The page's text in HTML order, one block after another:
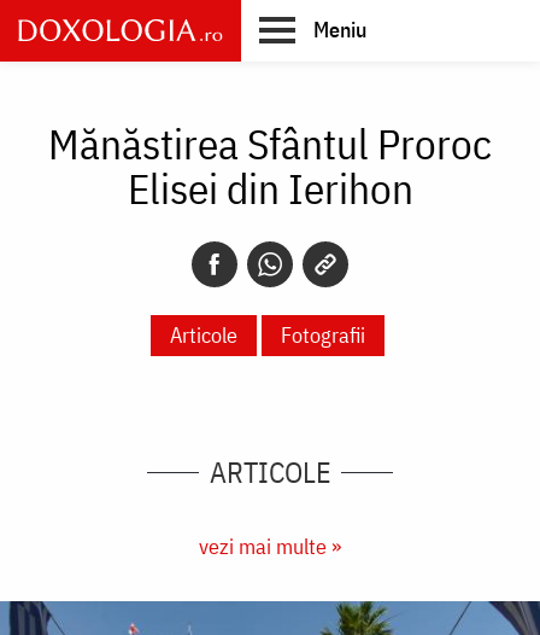
Skip
to
main
Meniu
Mănăstirea Sfântul Proroc
Elisei din Ierihon
Articole Fotografii
ARTICOLE
vezi mai multe »